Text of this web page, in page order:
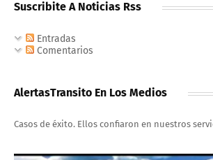
Suscribite A Noticias Rss
Entradas
Comentarios
AlertasTransito En Los Medios
Casos de éxito. Ellos confiaron en nuestros